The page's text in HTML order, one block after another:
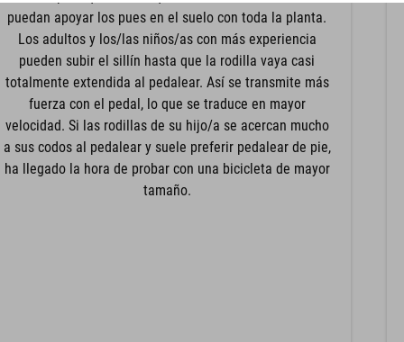
puedan apoyar los pues en el suelo con toda la planta.
Los adultos y los/las niños/as con más experiencia
pueden subir el sillín hasta que la rodilla vaya casi
totalmente extendida al pedalear. Así se transmite más
fuerza con el pedal, lo que se traduce en mayor
velocidad. Si las rodillas de su hijo/a se acercan mucho
a sus codos al pedalear y suele preferir pedalear de pie,
ha llegado la hora de probar con una bicicleta de mayor
tamaño.